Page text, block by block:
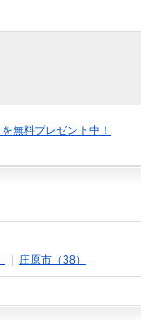
庄原市（38）